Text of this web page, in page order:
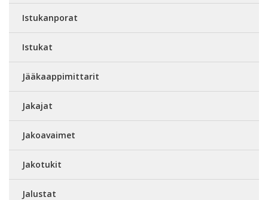
Istukanporat
Istukat
Jääkaappimittarit
Jakajat
Jakoavaimet
Jakotukit
Jalustat